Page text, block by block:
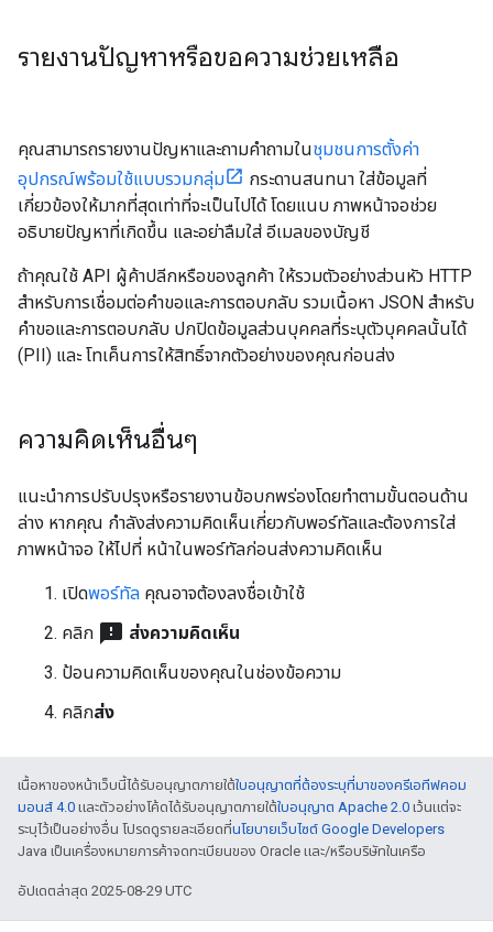
รายงานปัญหาหรือขอความช่วยเหลือ
คุณสามารถรายงานปัญหาและถามคำถามในชุมชนการตั้งค่า
อุปกรณ์พร้อมใช้แบบรวมกลุ่ม
กระดานสนทนา ใส่ข้อมูลที่
เกี่ยวข้องให้มากที่สุดเท่าที่จะเป็นไปได้ โดยแนบ ภาพหน้าจอช่วย
อธิบายปัญหาที่เกิดขึ้น และอย่าลืมใส่ อีเมลของบัญชี
ถ้าคุณใช้ API ผู้ค้าปลีกหรือของลูกค้า ให้รวมตัวอย่างส่วนหัว HTTP
สำหรับการเชื่อมต่อคำขอและการตอบกลับ รวมเนื้อหา JSON สำหรับ
คำขอและการตอบกลับ ปกปิดข้อมูลส่วนบุคคลที่ระบุตัวบุคคลนั้นได้
(PII) และ โทเค็นการให้สิทธิ์จากตัวอย่างของคุณก่อนส่ง
ความคิดเห็นอื่นๆ
แนะนำการปรับปรุงหรือรายงานข้อบกพร่องโดยทำตามขั้นตอนด้าน
ล่าง หากคุณ กำลังส่งความคิดเห็นเกี่ยวกับพอร์ทัลและต้องการใส่
ภาพหน้าจอ ให้ไปที่ หน้าในพอร์ทัลก่อนส่งความคิดเห็น
เปิดพอร์ทัล คุณอาจต้องลงชื่อเข้าใช้
คลิก feedback ส่งความคิดเห็น
ป้อนความคิดเห็นของคุณในช่องข้อความ
คลิกส่ง
เนื้อหาของหน้าเว็บนี้ได้รับอนุญาตภายใต้ใบอนุญาตที่ต้องระบุที่มาของครีเอทีฟคอม
มอนส์ 4.0 และตัวอย่างโค้ดได้รับอนุญาตภายใต้ใบอนุญาต Apache 2.0 เว้นแต่จะ
ระบุไว้เป็นอย่างอื่น โปรดดูรายละเอียดที่นโยบายเว็บไซต์ Google Developers
Java เป็นเครื่องหมายการค้าจดทะเบียนของ Oracle และ/หรือบริษัทในเครือ
อัปเดตล่าสุด 2025-08-29 UTC